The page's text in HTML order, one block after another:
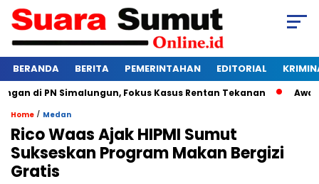
BERANDA BERITA PEMERINTAHAN EDITORIAL
PN Simalungun, Fokus Kasus Rentan Tekanan Awas
Home / Medan
Rico Waas Ajak HIPMI Sumut
Sukseskan Program Makan Bergizi
Gratis